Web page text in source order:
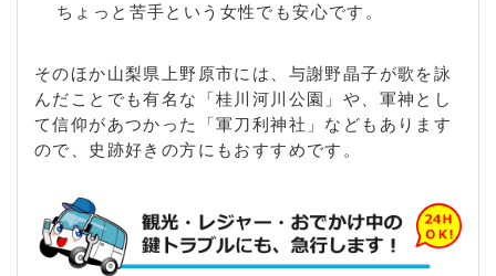
ちょっと苦手という女性でも安心です。
そのほか山梨県上野原市には、与謝野晶子が歌を詠
んだことでも有名な「桂川河川公園」や、軍神とし
て信仰があつかった「軍刀利神社」などもあります
ので、史跡好きの方にもおすすめです。